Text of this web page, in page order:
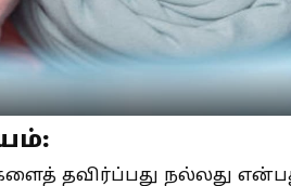
தவிர்ப்பது நல்லது